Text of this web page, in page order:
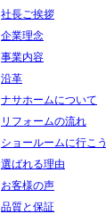
社長ご挨拶
企業理念
事業内容
沿革
ナサホームについて
リフォームの流れ
ショールームに行こう
選ばれる理由
お客様の声
品質と保証